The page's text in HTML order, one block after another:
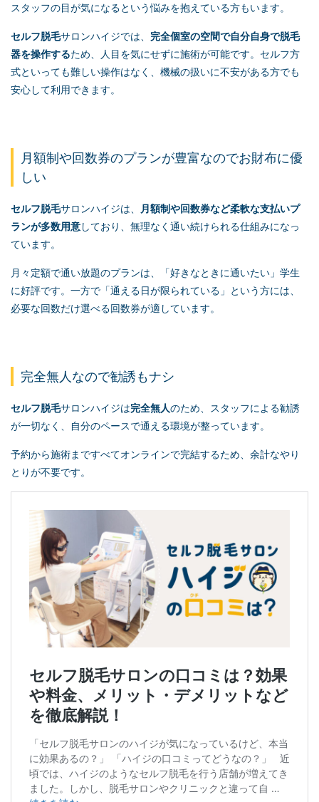
スタッフの目が気になるという悩みを抱えている方もいます。
セルフ脱毛サロンハイジでは、 完全個室の空間で自分自身で脱毛
器を操作するため、人目を気にせずに施術が可能です。セルフ方
式といっても難しい操作はなく、機械の扱いに不安がある方でも
安心して利用できます。
月額制や回数券のプランが豊富なのでお財布に優
しい
セルフ脱毛サロンハイジは、
月額制や回数券など柔軟な支払いプ
ランが多数用意しており、無理なく通い続けられる仕組みになっ
ています。
月々定額で通い放題のプランは、「好きなときに通いたい」学生
に好評です。一方で「通える日が限られている」という方には、
必要な回数だけ選べる回数券が適しています。
完全無人なので勧誘もナシ
セルフ脱毛サロンハイジは完全無人のため、スタッフによる勧誘
が一切なく、自分のペースで通える環境が整っています。
予約から施術まですべてオンラインで完結するため、余計なやり
とりが不要です。